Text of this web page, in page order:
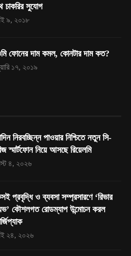
চাকরির সুযোগ
৯, ২০১৮
ফোনের দাম কমল, কোনটার দাম কত?
১৭, ২০১৯
নিরবচ্ছিন্ন পাওয়ার নিশ্চিতে নতুন সি-
স্মার্টফোন নিয়ে আসছে রিয়েলমি
৪, ২০২৬
প্রবৃদ্ধি ও ব্যবসা সম্প্রসারণে ‘রিভার
কৌশলগত রোডম্যাপ উন্মোচন করল
২৪, ২০২৬